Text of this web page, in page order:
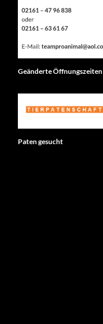
Geänderte Öffnungszeiten
Paten gesucht